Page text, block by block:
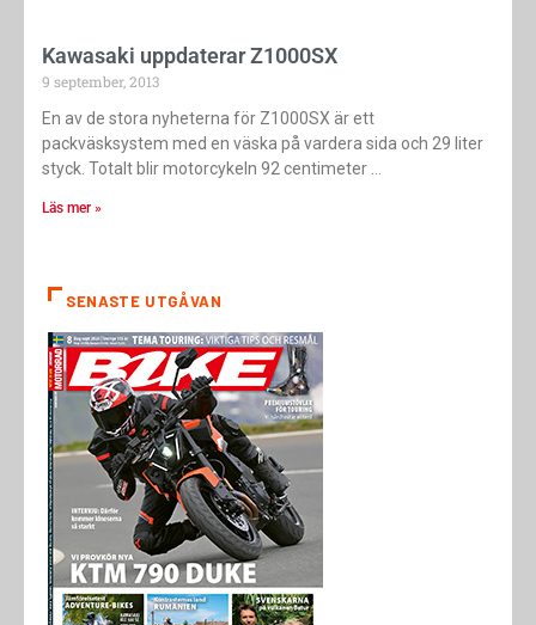
Kawasaki uppdaterar Z1000SX
9 september, 2013
En av de stora nyheterna för Z1000SX är ett
packväsksystem med en väska på vardera sida och 29 liter
styck. Totalt blir motorcykeln 92 centimeter
Läs mer »
SENASTE UTGÅVAN